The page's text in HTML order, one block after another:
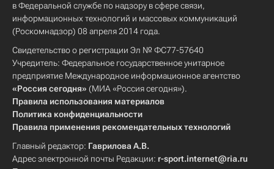
в Федеральной службе по надзору в сфере связи,
информационных технологий и массовых коммуникаций
(Роскомнадзор) 08 апреля 2014 года.
Свидетельство о регистрации Эл № ФС77-57640
Учредитель: Федеральное государственное унитарное
предприятие Международное информационное агентство
«Россия сегодня» (МИА «Россия сегодня»).
Правила использования материалов
Политика конфиденциальности
Правила применения рекомендательных технологий
Главный редактор: Гаврилова А.В.
Адрес электронной почты Редакции: r-sport.internet@ria.ru